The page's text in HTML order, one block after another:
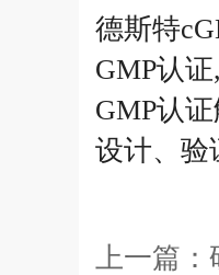
德斯特
GMP认
GMP认
设计、验
上一篇：